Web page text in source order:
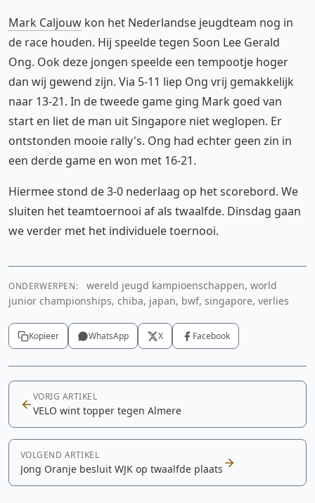
Mark Caljouw kon het Nederlandse jeugdteam nog in
de race houden. Hij speelde tegen Soon Lee Gerald
Ong. Ook deze jongen speelde een tempootje hoger
dan wij gewend zijn. Via 5-11 liep Ong vrij gemakkelijk
naar 13-21. In de tweede game ging Mark goed van
start en liet de man uit Singapore niet weglopen. Er
ontstonden mooie rally's. Ong had echter geen zin in
een derde game en won met 16-21.
Hiermee stond de 3-0 nederlaag op het scorebord. We
sluiten het teamtoernooi af als twaalfde. Dinsdag gaan
we verder met het individuele toernooi.
ONDERWERPEN:
wereld jeugd kampioenschappen, world
junior championships, chiba, japan, bwf, singapore, verlies
Kopieer WhatsApp X Facebook
VORIG ARTIKEL
VELO wint topper tegen Almere
VOLGEND ARTIKEL
Jong Oranje besluit WJK op twaalfde plaats